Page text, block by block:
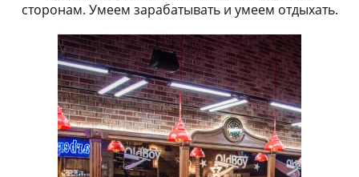
сторонам. Умеем зарабатывать и умеем отдыхать.